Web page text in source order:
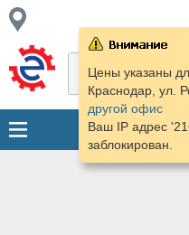
Цены указаны
Краснодар, ул.
другой офис
Ваш IP адрес
заблокирован.